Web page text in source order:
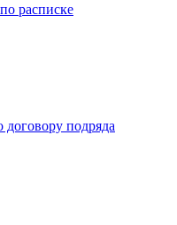
расписке
подряда